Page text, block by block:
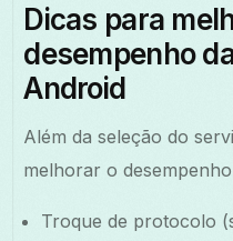
Dicas para
desempenho
Android
Além da seleção do
melhorar o
Troque de protocolo